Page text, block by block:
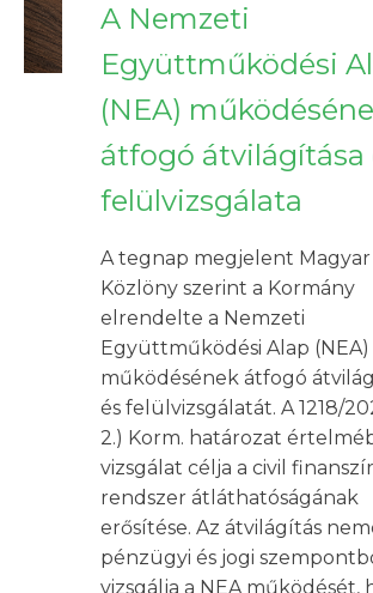
A Nemzeti
Együttműködési
(NEA)
átfogó átvilágítása
felülvizsgálata
A tegnap megjelent Magyar
Közlöny szerint a Kormány
elrendelte a Nemzeti
Együttműködési Alap (NEA)
működésének átfogó
és felülvizsgálatát. A 1218/
2.) Korm. határozat
vizsgálat célja a civil
rendszer átláthatóságának
erősítése. Az átvilágítás
pénzügyi és jogi
vizsgálja a NEA működését,